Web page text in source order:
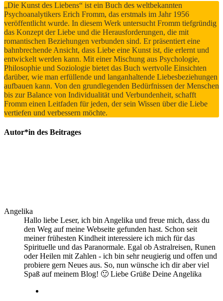
„Die Kunst des Liebens“ ist ein Buch des weltbekannten
Psychoanalytikers Erich Fromm, das erstmals im Jahr 1956
veröffentlicht wurde. In diesem Werk untersucht Fromm tiefgründig
das Konzept der Liebe und die Herausforderungen, die mit
romantischen Beziehungen verbunden sind. Er präsentiert eine
bahnbrechende Ansicht, dass Liebe eine Kunst ist, die erlernt und
entwickelt werden kann. Mit einer Mischung aus Psychologie,
Philosophie und Soziologie bietet das Buch wertvolle Einsichten
darüber, wie man erfüllende und langanhaltende Liebesbeziehungen
aufbauen kann. Von den grundlegenden Bedürfnissen der Menschen
bis zur Balance von Individualität und Verbundenheit, schafft
Fromm einen Leitfaden für jeden, der sein Wissen über die Liebe
vertiefen und verbessern möchte.
Autor*in des Beitrages
Angelika
Hallo liebe Leser, ich bin Angelika und freue mich, dass du
den Weg auf meine Webseite gefunden hast. Schon seit
meiner frühesten Kindheit interessiere ich mich für das
Spirituelle und das Paranormale. Egal ob Astralreisen, Runen
oder Heilen mit Zahlen - ich bin sehr neugierig und offen und
probiere gern Neues aus. So, nun wünsche ich dir aber viel
Spaß auf meinem Blog! 🙂 Liebe Grüße Deine Angelika